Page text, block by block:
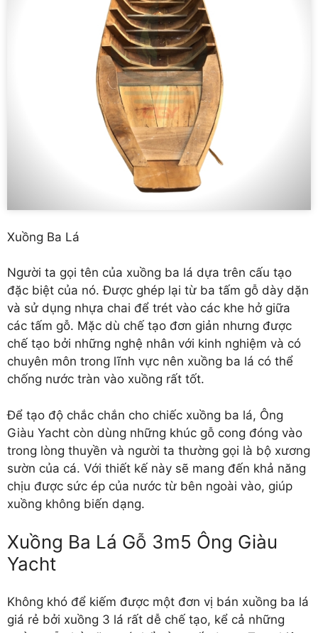
Xuồng Ba Lá
Người ta gọi tên của xuồng ba lá dựa trên cấu tạo
đặc biệt của nó. Được ghép lại từ ba tấm gỗ dày dặn
và sử dụng nhựa chai để trét vào các khe hở giữa
các tấm gỗ. Mặc dù chế tạo đơn giản nhưng được
chế tạo bởi những nghệ nhân với kinh nghiệm và có
chuyên môn trong lĩnh vực nên xuồng ba lá có thể
chống nước tràn vào xuồng rất tốt.
Để tạo độ chắc chắn cho chiếc xuồng ba lá, Ông
Giàu Yacht còn dùng những khúc gỗ cong đóng vào
trong lòng thuyền và người ta thường gọi là bộ xương
sườn của cá. Với thiết kế này sẽ mang đến khả năng
chịu được sức ép của nước từ bên ngoài vào, giúp
xuồng không biến dạng.
Xuồng Ba Lá Gỗ 3m5 Ông Giàu
Yacht
Không khó để kiếm được một đơn vị bán xuồng ba lá
giá rẻ bởi xuồng 3 lá rất dễ chế tạo, kể cả những